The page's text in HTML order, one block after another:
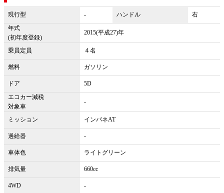
現行型 - ハンドル
右
年式
(初年度登録)
2015(平成27)年
乗員定員 ４名
燃料 ガソリン
ドア
5D
エコカー減税
対象車
-
ミッション インパネAT
過給器 -
車体色 ライトグリーン
排気量 660cc
4WD -